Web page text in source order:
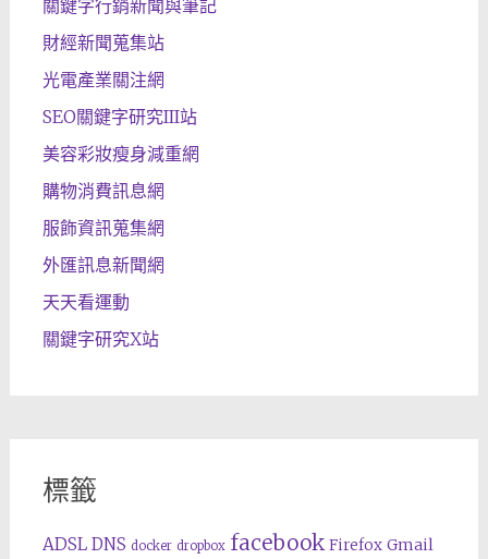
關鍵字行銷新聞與筆記
財經新聞蒐集站
光電產業關注網
SEO關鍵字研究III站
美容彩妝瘦身減重網
購物消費訊息網
服飾資訊蒐集網
外匯訊息新聞網
天天看運動
關鍵字研究X站
標籤
ADSL DNS docker dropbox facebook Firefox Gmail